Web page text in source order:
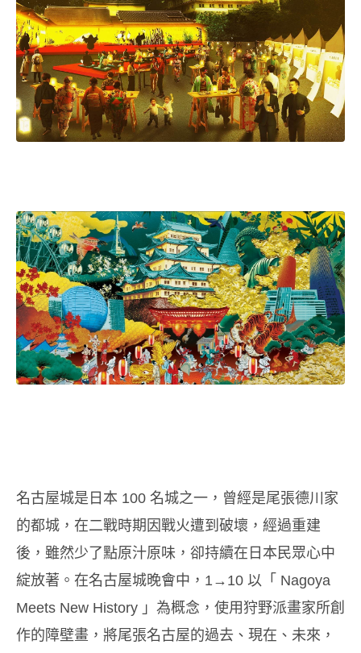
名古屋城是日本 100 名城之一，曾經是尾張德川家
的都城，在二戰時期因戰火遭到破壞，經過重建
後，雖然少了點原汁原味，卻持續在日本民眾心中
綻放著。在名古屋城晚會中，1→10 以「 Nagoya
Meets New History 」為概念，使用狩野派畫家所創
作的障壁畫，將尾張名古屋的過去、現在、未來，